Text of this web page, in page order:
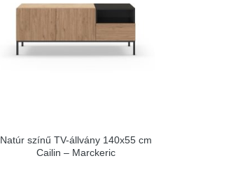
Natúr színű TV-állvány 140x55 cm
Cailin – Marckeric